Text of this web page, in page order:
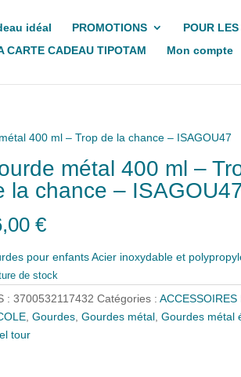
idéal PROMOTIONS POUR
CARTE CADEAU TIPOTAM Mon compte
400 ml – Trop de la chance – ISAGOU47
métal 400 ml –
la chance –
€
pour enfants Acier inoxydable et
de stock
:3700532117432 Catégories :ACCESSOIRES
,Gourdes,Gourdes métal,Gourdes métal
tour